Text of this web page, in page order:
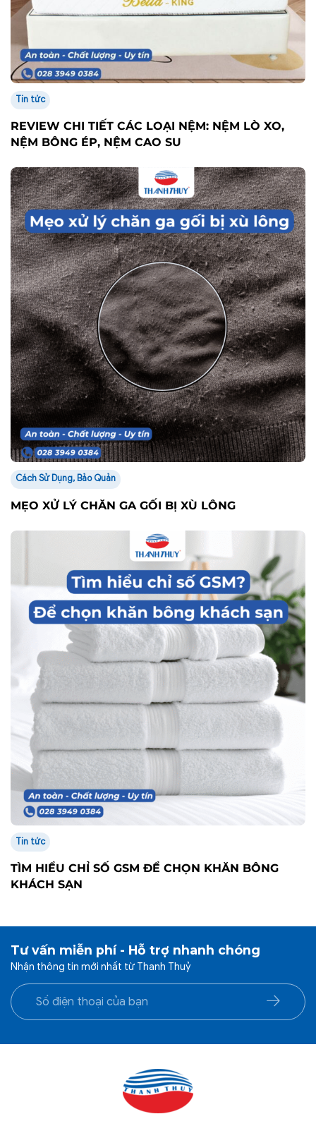
Tin tức
REVIEW CHI TIẾT CÁC LOẠI NỆM: NỆM LÒ XO,
NỆM BÔNG ÉP, NỆM CAO SU
Cách Sử Dụng, Bảo Quản
MẸO XỬ LÝ CHĂN GA GỐI BỊ XÙ LÔNG
Tin tức
TÌM HIỂU CHỈ SỐ GSM ĐỂ CHỌN KHĂN BÔNG
KHÁCH SẠN
Tư vấn miễn phí - Hỗ trợ nhanh chóng
Nhận thông tin mới nhất từ Thanh Thuỷ